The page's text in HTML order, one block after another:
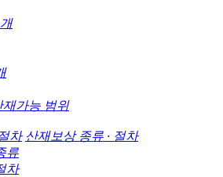
재가능 범위
차 산재보상 종류 · 절차
류
차